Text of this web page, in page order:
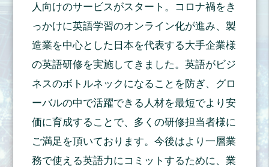
人向けのサービスがスタート。コロナ禍をき
っかけに英語学習のオンライン化が進み、製
造業を中心とした日本を代表する大手企業様
の英語研修を実施してきました。英語がビジ
ネスのボトルネックになることを防ぎ、グロ
ーバルの中で活躍できる人材を最短でより安
価に育成することで、多くの研修担当者様に
ご満足を頂いております。今後はより一層業
務で使える英語力にコミットするために、業